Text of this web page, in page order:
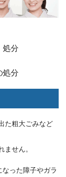
処分
処分
た粗大ごみなど
せん。
った障子やガラ